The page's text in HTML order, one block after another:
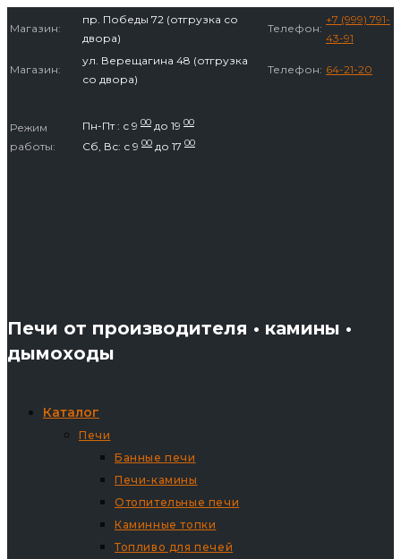
содержимому
Магазин:
пр. Победы 72 (отгрузка со
двора)
Телефон:
+7 (999) 791-
43-91
Магазин:
ул. Верещагина 48 (отгрузка
со двора)
Телефон: 64-21-20
Режим
работы:
Пн-Пт : с 9 00 до 19 00
Сб, Вс: с 9 00 до 17 00
Печи от производителя • камины •
дымоходы
Каталог
Печи
Банные печи
Печи-камины
Отопительные печи
Каминные топки
Топливо для печей